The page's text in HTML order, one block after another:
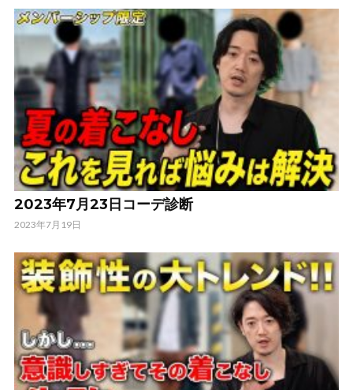
2023年7月23日コーデ診断
2023年7月19日